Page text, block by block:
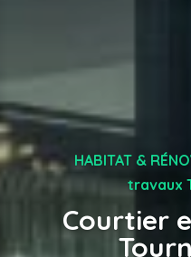
HABITAT &
travaux
Courtier